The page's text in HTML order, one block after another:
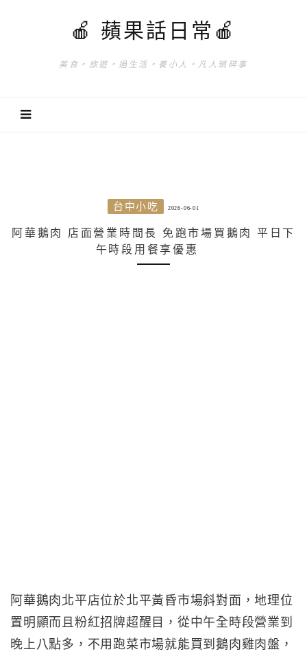
🍎 蘋果話日常🍎
美食。旅遊。過生活。養小人。凡人瑣碎事
台中小吃 2026-06-01
阿華鵝肉 店面營業時間長 免跑市場買鵝肉 平日下
午時段用餐享優惠
阿華鵝肉北平店位於北平黃昏市場斜對面，地理位
置明顯而且粉紅招牌超醒目，從中午全時段營業到
晚上八點多，不用跑菜市場就能買到鵝肉雞肉盤，